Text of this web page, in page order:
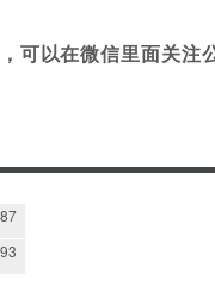
可以在微信里面关注